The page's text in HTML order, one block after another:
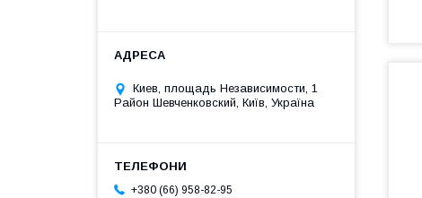
Киев, площадь Независимости, 1
Район Шевченковский, Київ, Україна
+380 (66) 958-82-95